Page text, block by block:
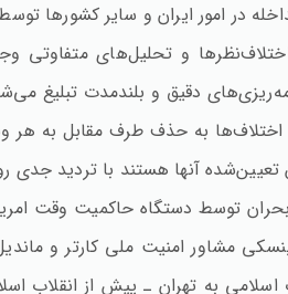
در امور ایران و سایر کشورها
و تحلیل‌های متفاوتی
دقیق و بلندمدت تبلیغ
به حذف طرف مقابل به هر
آنها هستند با تردید جدی
توسط دستگاه حاکمیت وقت
مشاور امنیت ملی کارتر و
اسلامی به تهران‌ِ ـ پیش از